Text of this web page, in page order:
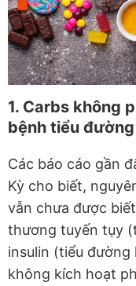
1. Carbs không
bệnh tiểu đường
Các báo cáo gần
Kỳ cho biết,
vẫn chưa được
thương tuyến tụy
insulin (tiểu đường
không kích hoạt